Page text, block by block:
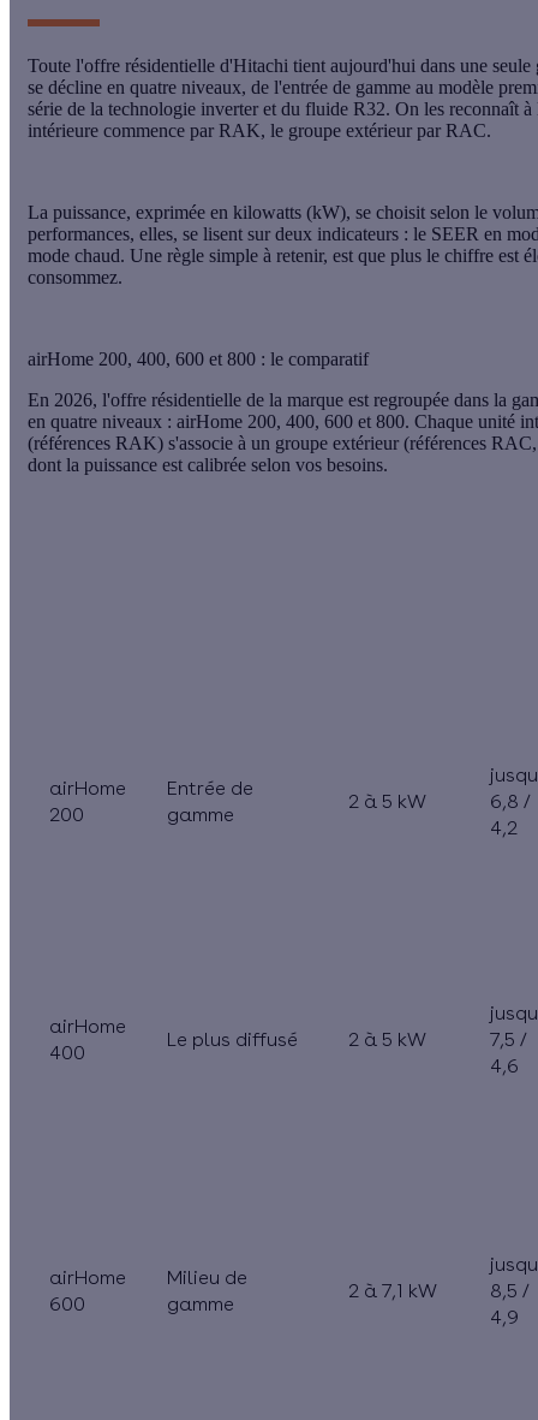
Toute l'offre résidentielle d'Hitachi tient aujourd'hui dans une
se décline en quatre niveaux, de l'entrée de gamme au modèle
série de la technologie inverter et du fluide R32. On les reconnaît à
intérieure commence par RAK, le groupe extérieur par RAC.
La puissance, exprimée en kilowatts (kW), se choisit selon le
performances, elles, se lisent sur deux indicateurs : le SEER en
mode chaud. Une règle simple à retenir, est que plus le chiffre est
consommez.
airHome 200, 400, 600 et 800 : le comparatif
En 2026, l'offre résidentielle de la marque est regroupée dans la
en quatre niveaux : airHome 200, 400, 600 et 800. Chaque unité
(références RAK) s'associe à un groupe extérieur (références RAC
dont la puissance est calibrée selon vos besoins.
airHome
200
Entrée de
gamme
2 à 5 kW
6,8 /
4,2
airHome
400
Le plus diffusé 2 à 5 kW
7,5 /
4,6
airHome
600
Milieu de
gamme
2 à 7,1 kW
8,5 /
4,9